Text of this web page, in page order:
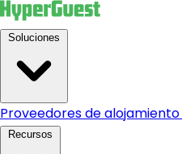
Proveedores de alojamiento